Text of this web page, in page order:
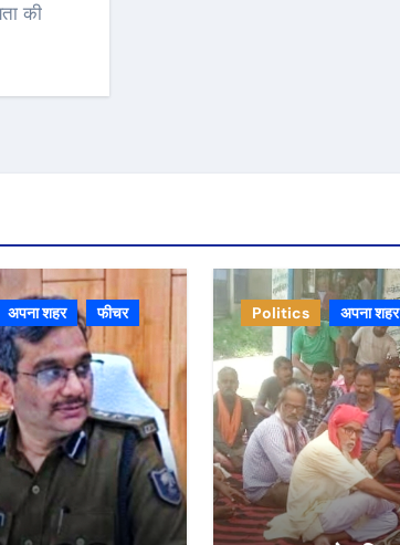
की
अपना शहर फीचर Politics अपना शहर